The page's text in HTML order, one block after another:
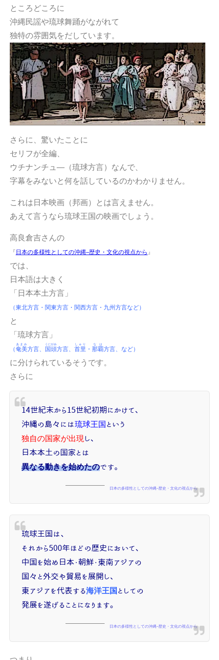
ところどころに
沖縄民謡や琉球舞踊がながれて
独特の雰囲気をだしています。
さらに、驚いたことに
セリフが全編、
ウチナンチュ―（琉球方言）なんで、
字幕をみないと何を話しているのかわかりません。
これは日本映画（邦画）とは言えません。
あえて言うなら琉球王国の映画でしょう。
高良倉吉さんの
『 日本の多様性としての沖縄--歴史・文化の視点から 』
では、
日本語は大きく
「日本本土方言」
（東北方言・関東方言・関西方言・九州方言など）
と
「琉球方言」
（奄美
あまみ
方言、 国頭
くにがみ
方言、 首里
しゅり
・ 那覇
なは
方言、など）
に分けられているそうです。
さらに
14世紀末から15世紀初期にかけて、
沖縄の島々には琉球王国 という
独自の国家が出現 し、
日本本土の国家とは
異なる動きを始めたのです。
日本の多様性としての沖縄--歴史・文化の視点から
琉球王国は、
それから500年ほどの歴史において、
中国を始め日本・朝鮮・東南アジアの
国々と外交や貿易を展開し、
東アジアを代表する海洋王国 としての
発展を遂げることになります。
日本の多様性としての沖縄--歴史・文化の視点から